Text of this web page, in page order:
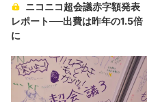
ニコニコ超会議赤字額発表
レポート──出費は昨年の1.5倍
に